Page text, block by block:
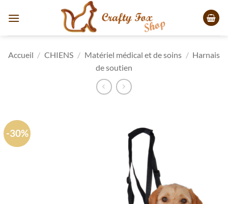
Accueil / CHIENS / Matériel médical et de soins / Harnais
de soutien
-30%